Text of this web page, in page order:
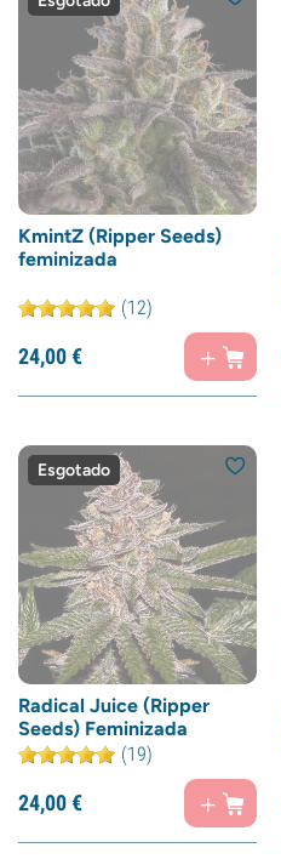
KmintZ (Ripper Seeds)
feminizada
(12)
24,00€
Esgotado
Radical Juice (Ripper
Seeds) Feminizada
(19)
24,00€